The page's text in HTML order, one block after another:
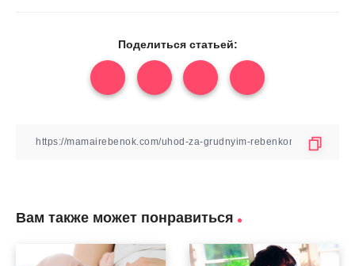
Поделиться статьей:
Вам также может понравиться